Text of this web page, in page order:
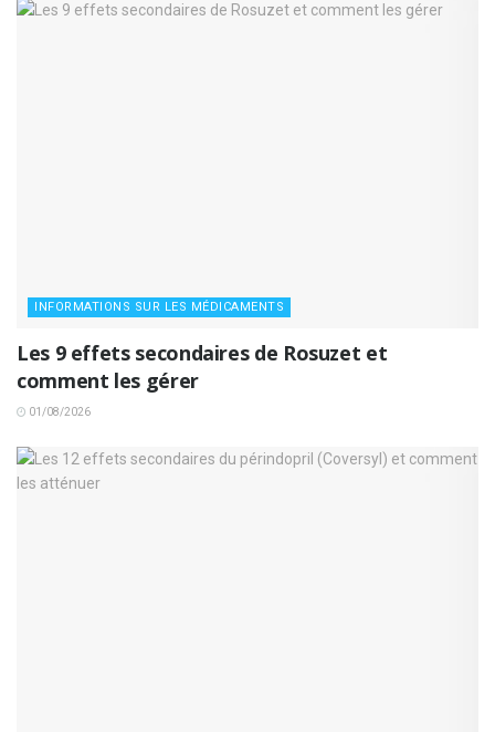
INFORMATIONS SUR LES MÉDICAMENTS
Les 9 effets secondaires de Rosuzet et
comment les gérer
01/08/2026